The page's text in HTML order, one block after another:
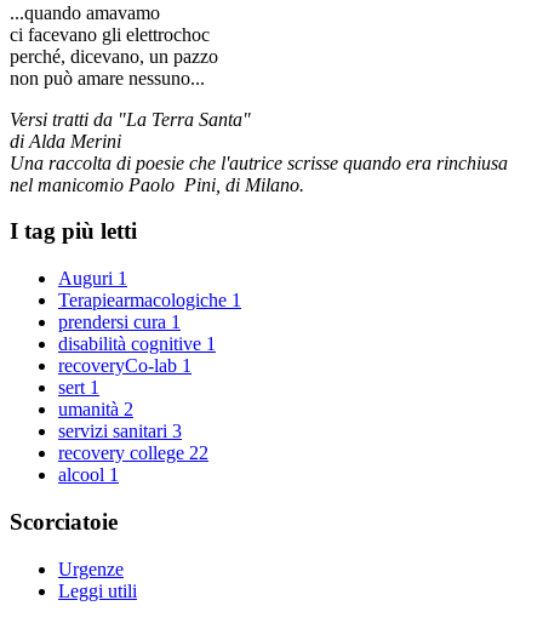
...quando amavamo
ci facevano gli elettrochoc
perché, dicevano, un pazzo
non può amare nessuno...
Versi tratti da "La Terra Santa"
di Alda Merini
Una raccolta di poesie che l'autrice scrisse quando era rinchiusa
nel manicomio Paolo Pini, di Milano.
I tag più letti
Auguri 1
Terapiearmacologiche 1
prendersi cura 1
disabilità cognitive 1
recoveryCo-lab 1
sert 1
umanità 2
servizi sanitari 3
recovery college 22
alcool 1
Scorciatoie
Urgenze
Leggi utili